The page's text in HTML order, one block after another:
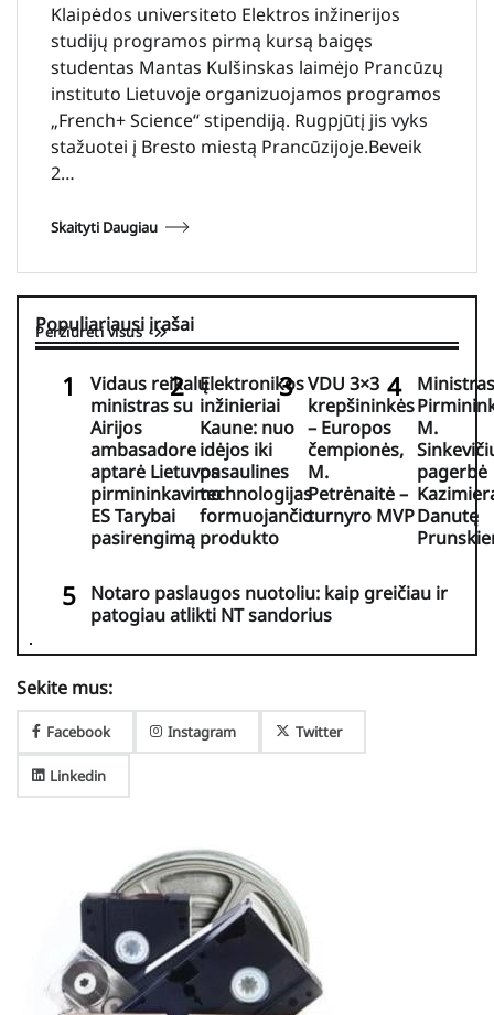
Klaipėdos universiteto Elektros inžinerijos
studijų programos pirmą kursą baigęs
studentas Mantas Kulšinskas laimėjo Prancūzų
instituto Lietuvoje organizuojamos programos
„French+ Science“ stipendiją. Rugpjūtį jis vyks
stažuotei į Bresto miestą Prancūzijoje.Beveik
2…
Skaityti Daugiau
Populiariausi įrašai
Peržiūrėti visus
Vidaus reikalų
ministras su
Airijos
ambasadore
aptarė Lietuvos
pirmininkavimo
ES Tarybai
pasirengimą
Elektronikos
inžinieriai
Kaune: nuo
idėjos iki
pasaulines
technologijas
formuojančio
produkto
VDU 3×3
krepšininkės
– Europos
čempionės,
M.
Petrėnaitė –
turnyro MVP
Ministras
M.
pagerbė
Danutę
Notaro paslaugos nuotoliu: kaip greičiau ir
patogiau atlikti NT sandorius
Sekite mus:
Facebook Instagram Twitter
Linkedin